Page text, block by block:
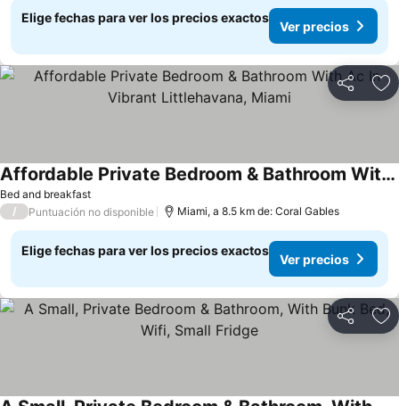
Elige fechas para ver los precios exactos
Ver precios
Compartir
Bed and breakfast
Affordable Private Bedroom & Bathroom With Ac In Vibrant Littlehavana, Miami
/ Puntuación no disponible Miami, a 8.5 km de: Coral Gables
Elige fechas para ver los precios exactos
Ver precios
Compartir